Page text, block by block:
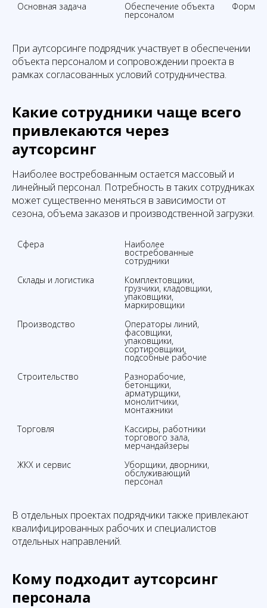
Основная задача Обеспечение объекта
персоналом
При аутсорсинге подрядчик участвует в обеспечении
объекта персоналом и сопровождении проекта в
рамках согласованных условий сотрудничества.
Какие сотрудники чаще всего
привлекаются через
аутсорсинг
Наиболее востребованным остается массовый и
линейный персонал. Потребность в таких сотрудниках
может существенно меняться в зависимости от
сезона, объема заказов и производственной загрузки.
Сфера Наиболее
востребованные
сотрудники
Склады и логистика
Комплектовщики,
грузчики, кладовщики,
упаковщики,
маркировщики
Производство
Операторы линий,
фасовщики,
упаковщики,
сортировщики,
подсобные рабочие
Строительство
Разнорабочие,
бетонщики,
арматурщики,
монолитчики,
монтажники
Торговля
Кассиры, работники
торгового зала,
мерчандайзеры
ЖКХ и сервис
Уборщики, дворники,
обслуживающий
персонал
В отдельных проектах подрядчики также привлекают
квалифицированных рабочих и специалистов
отдельных направлений.
Кому подходит аутсорсинг
персонала